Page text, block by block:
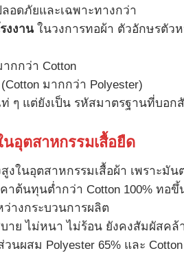
ลอดภัยและเฉพาะทางกว่า
งงานในวงการทอผ้า ตัวอักษรตัว
ากกว่า Cotton
มากกว่า Polyester)
ท่ ๆ แต่ยังเป็น รหัสมาตรฐานที่บอ
อุตสาหกรรมเสื้อยืด
งในอุตสาหกรรมเสื้อผ้า เพราะมั
าต้นทุนต่ำกว่า Cotton 100% ทอ
างกระบวนการผลิต
าย ไม่หนา ไม่ร้อน ยังคงสัมผัสค
วนผสม Polyester 65% และ